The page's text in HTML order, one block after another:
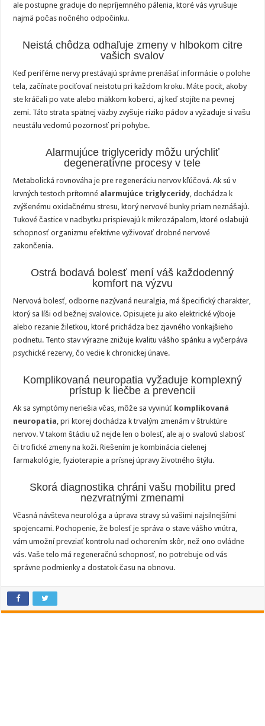
ale postupne graduje do nepríjemného pálenia, ktoré vás vyrušuje
najmä počas nočného odpočinku.
Neistá chôdza odhaľuje zmeny v hlbokom citre
vašich svalov
Keď periférne nervy prestávajú správne prenášať informácie o polohe
tela, začínate pociťovať neistotu pri každom kroku. Máte pocit, akoby
ste kráčali po vate alebo mäkkom koberci, aj keď stojíte na pevnej
zemi. Táto strata spätnej väzby zvyšuje riziko pádov a vyžaduje si vašu
neustálu vedomú pozornosť pri pohybe.
Alarmujúce triglyceridy môžu urýchliť
degeneratívne procesy v tele
Metabolická rovnováha je pre regeneráciu nervov kľúčová. Ak sú v
krvných testoch prítomné alarmujúce triglyceridy, dochádza k
zvýšenému oxidačnému stresu, ktorý nervové bunky priam neznášajú.
Tukové častice v nadbytku prispievajú k mikrozápalom, ktoré oslabujú
schopnosť organizmu efektívne vyživovať drobné nervové
zakončenia.
Ostrá bodavá bolesť mení váš každodenný
komfort na výzvu
Nervová bolesť, odborne nazývaná neuralgia, má špecifický charakter,
ktorý sa líši od bežnej svalovice. Opisujete ju ako elektrické výboje
alebo rezanie žiletkou, ktoré prichádza bez zjavného vonkajšieho
podnetu. Tento stav výrazne znižuje kvalitu vášho spánku a vyčerpáva
psychické rezervy, čo vedie k chronickej únave.
Komplikovaná neuropatia vyžaduje komplexný
prístup k liečbe a prevencii
Ak sa symptómy neriešia včas, môže sa vyvinúť komplikovaná
neuropatia, pri ktorej dochádza k trvalým zmenám v štruktúre
nervov. V takom štádiu už nejde len o bolesť, ale aj o svalovú slabosť
či trofické zmeny na koži. Riešením je kombinácia cielenej
farmakológie, fyzioterapie a prísnej úpravy životného štýlu.
Skorá diagnostika chráni vašu mobilitu pred
nezvratnými zmenami
Včasná návšteva neurológa a úprava stravy sú vašimi najsilnejšími
spojencami. Pochopenie, že bolesť je správa o stave vášho vnútra,
vám umožní prevziať kontrolu nad ochorením skôr, než ono ovládne
vás. Vaše telo má regeneračnú schopnosť, no potrebuje od vás
správne podmienky a dostatok času na obnovu.